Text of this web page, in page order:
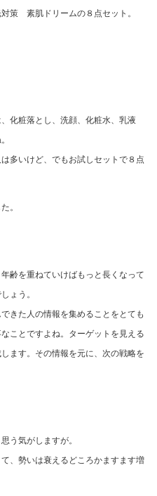
策 素肌ドリームの８点セット。
化粧落とし、洗顔、化粧水、乳液
多いけど、でもお試しセットで８点
。
齢を重ねていけばもっと長くなって
ょう。
きた人の情報を集めることをとても
ことですよね。ターゲットを見える
ます。その情報を元に、次の戦略を
う気がしますが。
、勢いは衰えるどころかますます増